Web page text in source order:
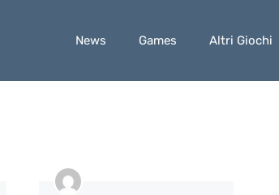
News Games Altri Giochi